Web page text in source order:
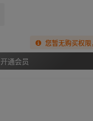
您暂无购买权
开通会员